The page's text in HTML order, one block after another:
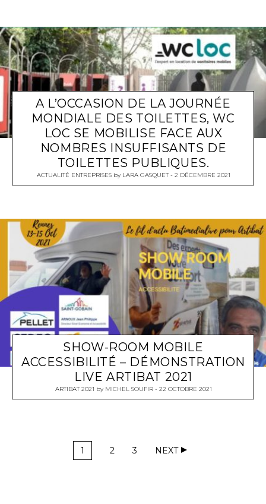
A L’OCCASION DE LA JOURNÉE
MONDIALE DES TOILETTES, WC
LOC SE MOBILISE FACE AUX
NOMBRES INSUFFISANTS DE
TOILETTES PUBLIQUES.
ACTUALITÉ ENTREPRISESby LARA GASQUET 2 DÉCEMBRE 2021
SHOW-ROOM MOBILE
ACCESSIBILITÉ – DÉMONSTRATION
LIVE ARTIBAT 2021
ARTIBAT 2021 by MICHEL SOUFIR 22 OCTOBRE 2021
1 2 3 NEXT